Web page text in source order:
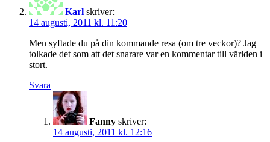
Karl skriver:
14 augusti, 2011 kl. 11:20
Men syftade du på din kommande resa (om tre veckor)? Jag
tolkade det som att det snarare var en kommentar till världen i
stort.
Svara
Fanny skriver:
14 augusti, 2011 kl. 12:16